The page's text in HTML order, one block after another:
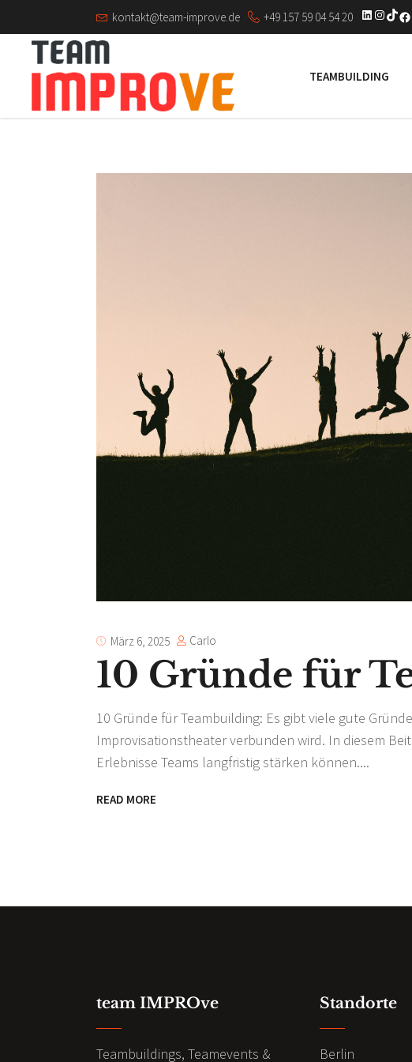
kontakt@team-improve.de +49 157 59 04 54 20 LinkedIn
TikTok
TEAMBUILDING
März 6, 2025 Carlo
10 Gründe für
10 Gründe für Teambuilding: Es gibt viele gute
Improvisationstheater verbunden wird. In diesem
Erlebnisse Teams langfristig stärken können.
READ MORE
team IMPROve
Teambuildings, Teamevents &
Standorte
Berlin